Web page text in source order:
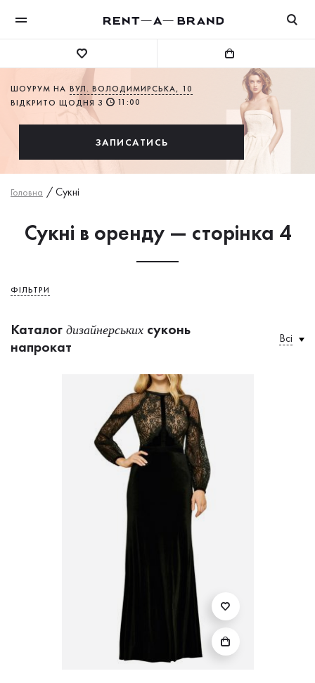
ШОУРУМ НА ВУЛ. ВОЛОДИМИРСЬКА, 10
ВІДКРИТО ЩОДНЯ З
11:00
ЗАПИСАТИСЬ
Головна /Сукнi
Сукні в оренду — сторінка 4
ФІЛЬТРИ
Каталог дизайнерських суконь
напрокат
Всі